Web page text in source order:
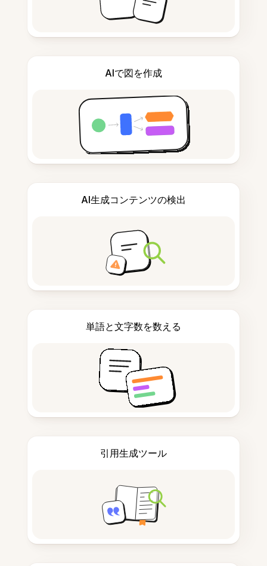
AIで図を作成
AI生成コンテンツの検出
単語と文字数を数える
引用生成ツール